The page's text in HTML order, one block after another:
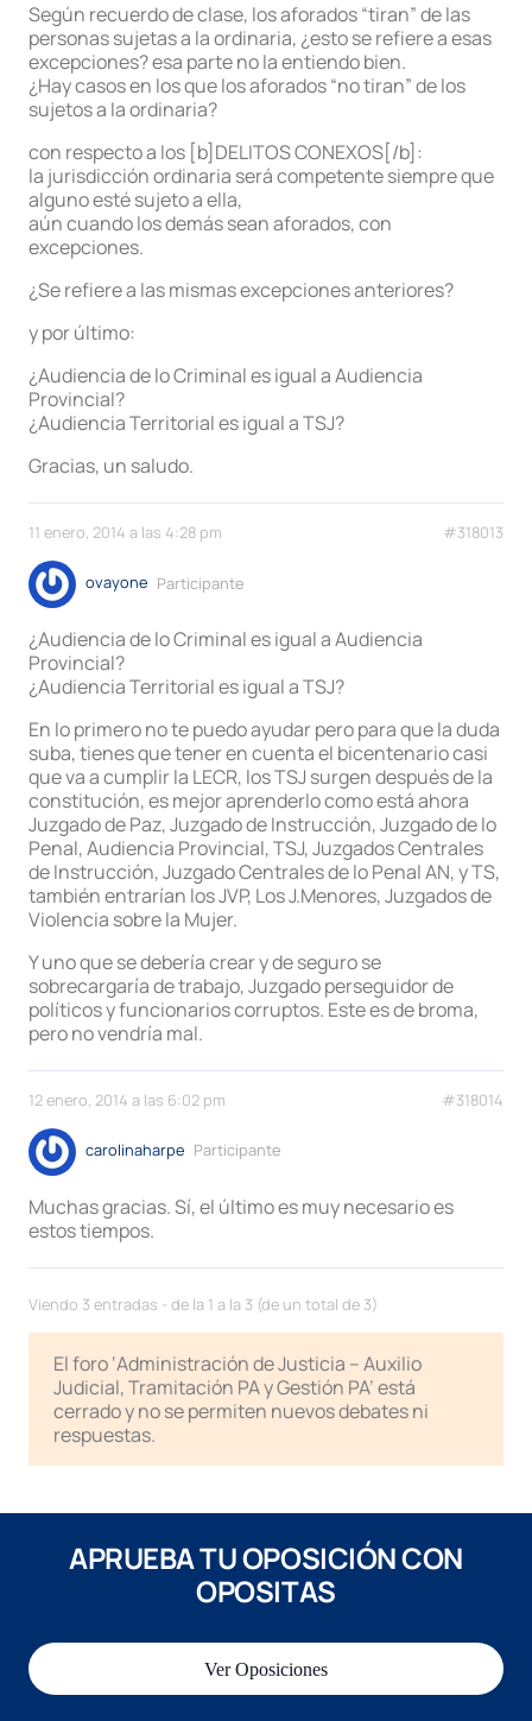
Según recuerdo de clase, los aforados “tiran” de las
personas sujetas a la ordinaria, ¿esto se refiere a esas
excepciones? esa parte no la entiendo bien.
¿Hay casos en los que los aforados “no tiran” de los
sujetos a la ordinaria?
con respecto a los [b]DELITOS CONEXOS[/b]:
la jurisdicción ordinaria será competente siempre que
alguno esté sujeto a ella,
aún cuando los demás sean aforados, con
excepciones.
¿Se refiere a las mismas excepciones anteriores?
y por último:
¿Audiencia de lo Criminal es igual a Audiencia
Provincial?
¿Audiencia Territorial es igual a TSJ?
Gracias, un saludo.
11 enero, 2014 a las 4:28 pm #318013
ovayone Participante
¿Audiencia de lo Criminal es igual a Audiencia
Provincial?
¿Audiencia Territorial es igual a TSJ?
En lo primero no te puedo ayudar pero para que la duda
suba, tienes que tener en cuenta el bicentenario casi
que va a cumplir la LECR, los TSJ surgen después de la
constitución, es mejor aprenderlo como está ahora
Juzgado de Paz, Juzgado de Instrucción, Juzgado de lo
Penal, Audiencia Provincial, TSJ, Juzgados Centrales
de Instrucción, Juzgado Centrales de lo Penal AN, y TS,
también entrarían los JVP, Los J.Menores, Juzgados de
Violencia sobre la Mujer.
Y uno que se debería crear y de seguro se
sobrecargaría de trabajo, Juzgado perseguidor de
políticos y funcionarios corruptos. Este es de broma,
pero no vendría mal.
12 enero, 2014 a las 6:02 pm #318014
carolinaharpe Participante
Muchas gracias. Sí, el último es muy necesario es
estos tiempos.
Viendo 3 entradas - de la 1 a la 3 (de un total de 3)
El foro ‘Administración de Justicia – Auxilio
Judicial, Tramitación PA y Gestión PA’ está
cerrado y no se permiten nuevos debates ni
respuestas.
APRUEBA TU OPOSICIÓN CON
OPOSITAS
Ver Oposiciones